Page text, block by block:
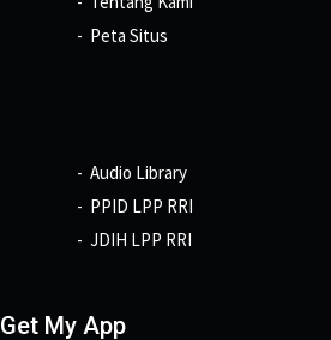
Peta Situs
Audio Library
PPID LPP RRI
JDIH LPP RRI
Get My App